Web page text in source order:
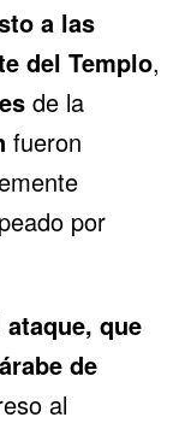
a las
del Templo,
de la
fueron
por
que
de
al